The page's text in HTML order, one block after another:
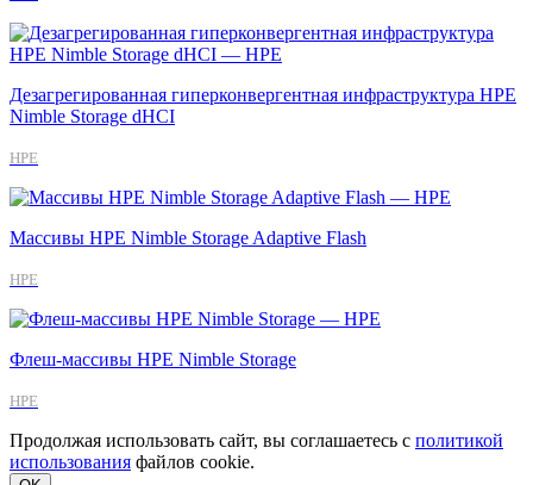
Дезагрегированная гиперконвергентная инфраструктура HPE
Nimble Storage dHCI
HPE
Массивы HPE Nimble Storage Adaptive Flash
HPE
Флеш-массивы HPE Nimble Storage
HPE
Продолжая использовать сайт, вы соглашаетесь с политикой
использования файлов cookie.